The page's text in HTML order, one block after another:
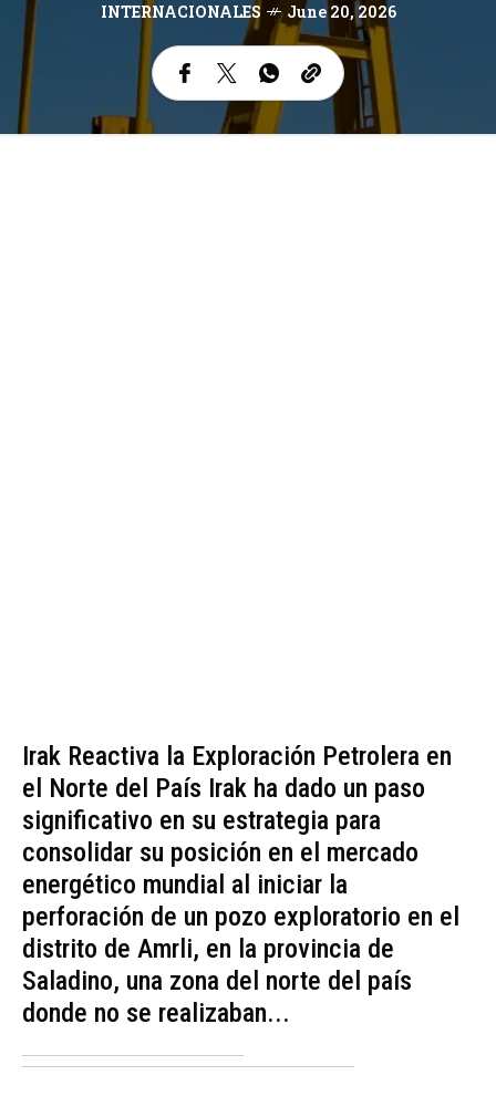
INTERNACIONALES June 20, 2026
Irak Reactiva la Exploración Petrolera en
el Norte del País Irak ha dado un paso
significativo en su estrategia para
consolidar su posición en el mercado
energético mundial al iniciar la
perforación de un pozo exploratorio en el
distrito de Amrli, en la provincia de
Saladino, una zona del norte del país
donde no se realizaban...